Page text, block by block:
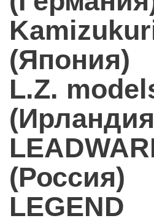
(Япония)
L.Z.
(Россия)
LEGEND